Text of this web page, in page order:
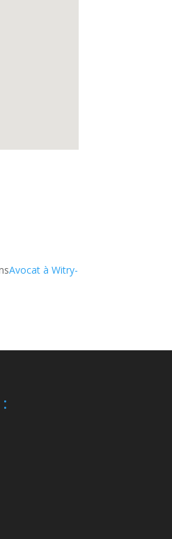
Avocat à Witry-